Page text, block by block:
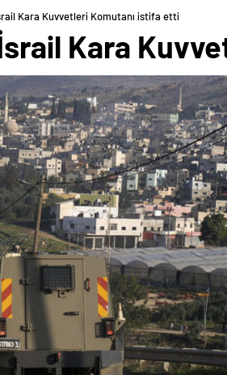
Kara Kuvvetleri Komutanı istifa etti
Kara